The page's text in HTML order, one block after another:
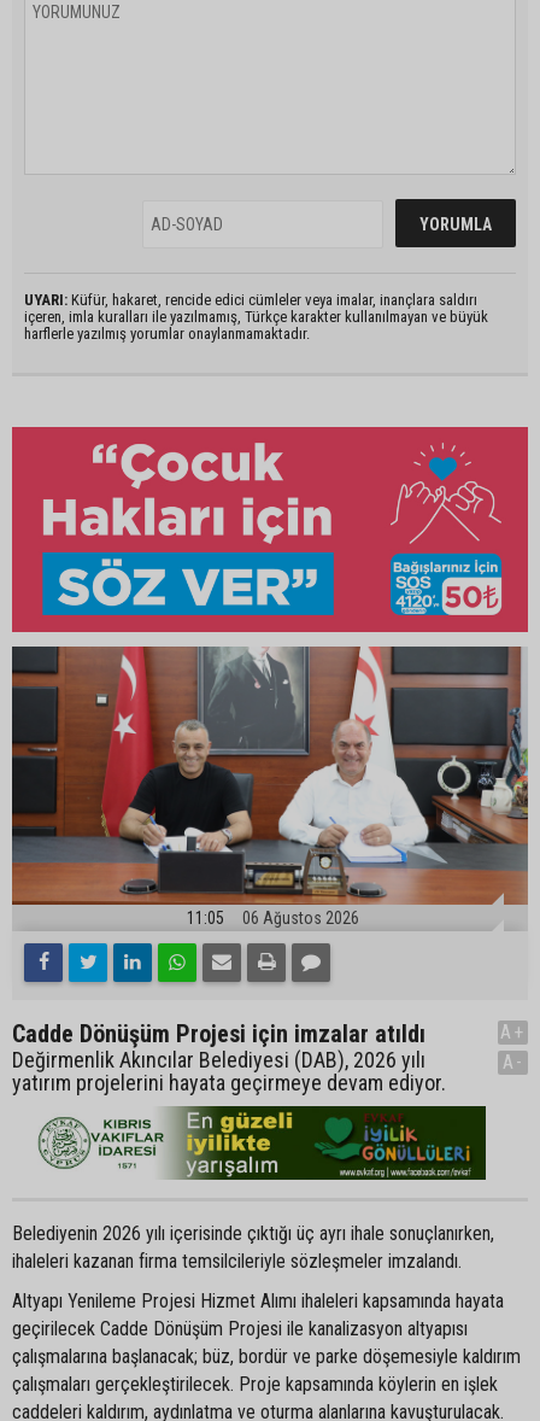
UYARI: Küfür, hakaret, rencide edici cümleler veya imalar, inançlara saldırı
içeren, imla kuralları ile yazılmamış, Türkçe karakter kullanılmayan ve büyük
harflerle yazılmış yorumlar onaylanmamaktadır.
11:05 06 Ağustos 2026
Cadde Dönüşüm Projesi için imzalar atıldı
Değirmenlik Akıncılar Belediyesi (DAB), 2026 yılı
yatırım projelerini hayata geçirmeye devam ediyor.
A+
A-
Belediyenin 2026 yılı içerisinde çıktığı üç ayrı ihale sonuçlanırken,
ihaleleri kazanan firma temsilcileriyle sözleşmeler imzalandı.
Altyapı Yenileme Projesi Hizmet Alımı ihaleleri kapsamında hayata
geçirilecek Cadde Dönüşüm Projesi ile kanalizasyon altyapısı
çalışmalarına başlanacak; büz, bordür ve parke döşemesiyle kaldırım
çalışmaları gerçekleştirilecek. Proje kapsamında köylerin en işlek
caddeleri kaldırım, aydınlatma ve oturma alanlarına kavuşturulacak.